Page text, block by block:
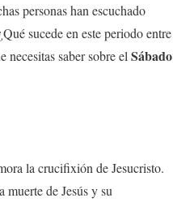
personas han escuchado
sucede en este periodo entre
necesitas saber sobre el Sábado
la crucifixión de Jesucristo.
muerte de Jesús y su